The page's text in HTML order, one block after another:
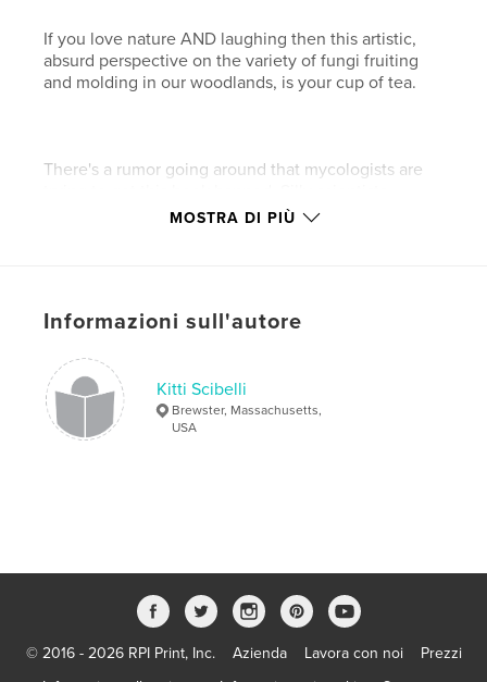
If you love nature AND laughing then this artistic,
absurd perspective on the variety of fungi fruiting
and molding in our woodlands, is your cup of tea.
There's a rumor going around that mycologists are
Formato del progetto:Quadrato piccolo, 18×18 cm
Data di pubblicazione:giu 01, 2009
Parole chiave
nature
MOSTRA DI PIÙ
Informazioni sull'autore
Kitti Scibelli
Brewster, Massachusetts,
USA
© 2016 - 2026 RPI Print, Inc. Azienda Lavora con noi
Prezzi